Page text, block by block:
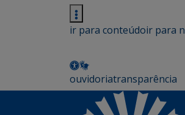
ir para conteúdoir para
ouvidoriatransparência